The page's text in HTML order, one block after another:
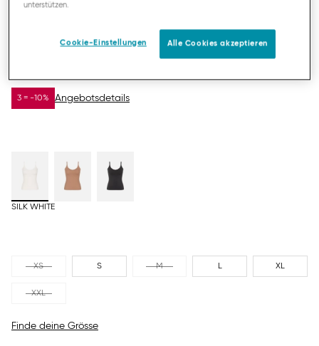
3 = -10% Angebotsdetails
SILK WHITE
XS S M L XL
XXL
Finde deine Grösse
unterstützen.
Cookie-Einstellungen Alle Cookies akzeptieren